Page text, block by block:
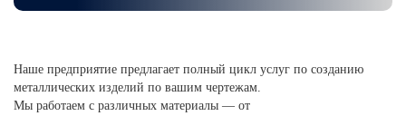
Наше предприятие предлагает полный цикл услуг по созданию
металлических изделий по вашим чертежам.
Мы работаем с различных материалы — от